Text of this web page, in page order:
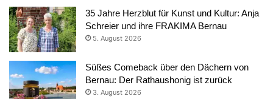
35 Jahre Herzblut für Kunst und Kultur: Anja
Schreier und ihre FRAKIMA Bernau
5. August 2026
Süßes Comeback über den Dächern von
Bernau: Der Rathaushonig ist zurück
3. August 2026